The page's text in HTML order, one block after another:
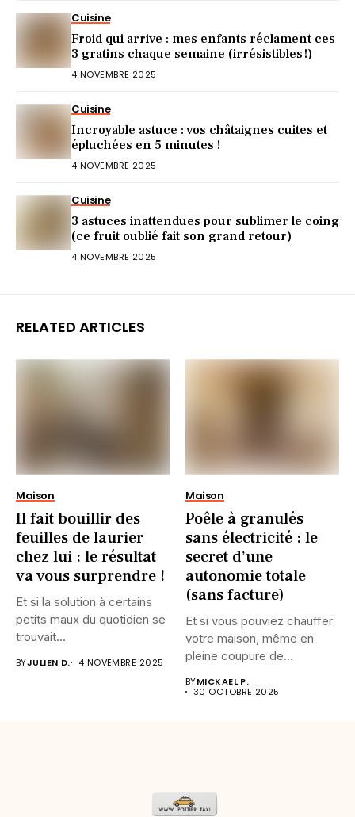
Cuisine
Froid qui arrive : mes enfants réclament ces
3 gratins chaque semaine (irrésistibles !)
4 NOVEMBRE 2025
Cuisine
Incroyable astuce : vos châtaignes cuites et
épluchées en 5 minutes !
4 NOVEMBRE 2025
Cuisine
3 astuces inattendues pour sublimer le coing
(ce fruit oublié fait son grand retour)
4 NOVEMBRE 2025
RELATED ARTICLES
Maison
Il fait bouillir des
feuilles de laurier
chez lui : le résultat
va vous surprendre !
Et si la solution à certains
petits maux du quotidien se
trouvait...
BYJULIEN D. 4 NOVEMBRE 2025
Maison
Poêle à granulés
sans électricité : le
secret d’une
autonomie totale
(sans facture)
Et si vous pouviez chauffer
votre maison, même en
pleine coupure de...
BYMICKAEL P.
30 OCTOBRE 2025